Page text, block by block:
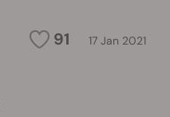
91 17 Jan 2021